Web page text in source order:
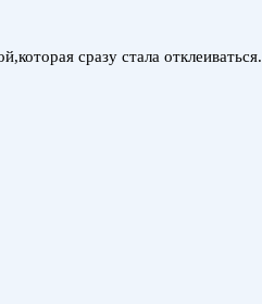
сразу стала отклеиваться.